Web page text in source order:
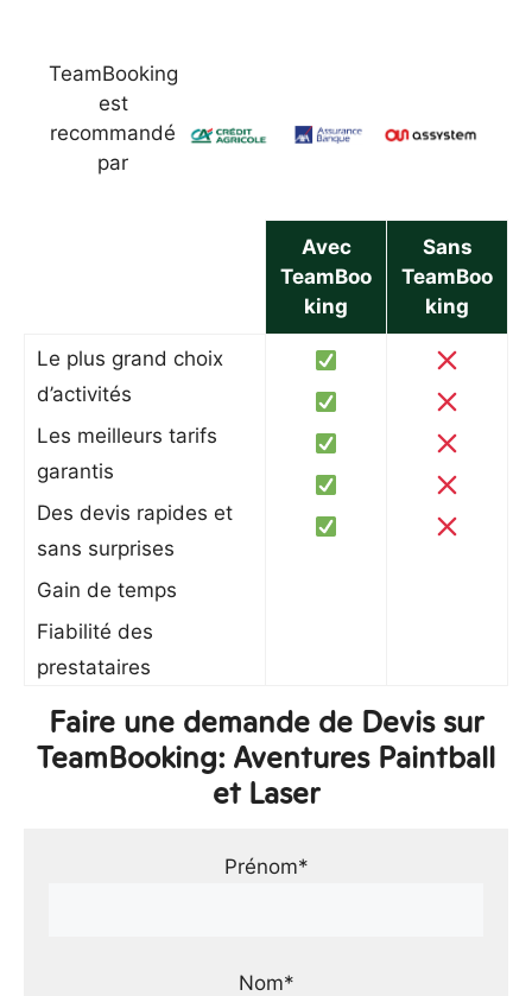
TeamBooking
est
recommandé
par
Avec
TeamBoo
king
Sans
TeamBoo
king
Le plus grand choix
d’activités
Les meilleurs tarifs
garantis
Des devis rapides et
sans surprises
Gain de temps
Fiabilité des
prestataires
Faire une demande de Devis sur
TeamBooking: Aventures Paintball
et Laser
Prénom*
Nom*